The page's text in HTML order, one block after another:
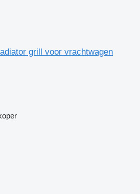
grill voor vrachtwagen